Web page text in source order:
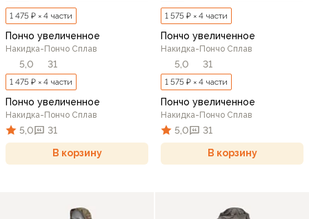
1 475 ₽ × 4 части
Пончо увеличенное
Накидка-Пончо Сплав
5,0 31
1 475 ₽ × 4 части
Пончо увеличенное
Накидка-Пончо Сплав
5,0 31
В корзину
1 575 ₽ × 4 части
Пончо увеличенное
Накидка-Пончо Сплав
5,0 31
1 575 ₽ × 4 части
Пончо увеличенное
Накидка-Пончо Сплав
5,0 31
В корзину